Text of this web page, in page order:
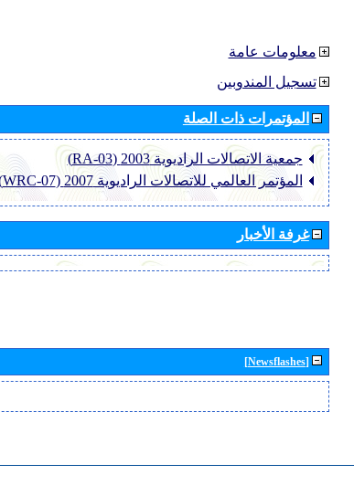
معلومات عامة
تسجيل المندوبين
المؤتمرات ذات الصلة
جمعية الاتصالات الراديوية 2003 (RA-03)
المؤتمر العالمي للاتصالات الراديوية 2007 (WRC-07)
غرفة الأخبار
[Newsflashes]